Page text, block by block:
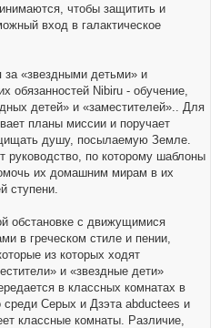
чтобы защитить и
вход в галактическое
за «звездными детьми» и
обязанностей Nibiru - обучение,
детей» и «заместителей».. Для
планы миссии и поручает
душу, посылаемую Земле.
по которому шаблоны
их домашним мирам в их
ступени.
обстановке с движущимися
в греческом стиле и пении,
из которых ходят
и «звездные дети»
в классных комнатах в
среди Серых и Дзэта abductees и
классные комнаты. Различие,